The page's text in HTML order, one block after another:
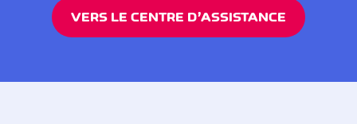
VERS LE CENTRE D’ASSISTANCE